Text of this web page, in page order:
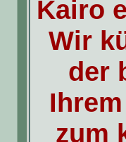
Kairo
Wir
der
zum